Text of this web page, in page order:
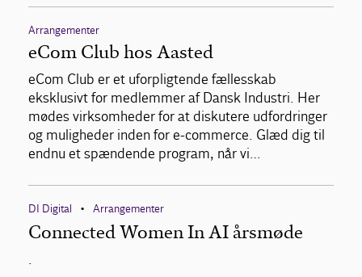
Arrangementer
eCom Club hos Aasted
eCom Club er et uforpligtende fællesskab
eksklusivt for medlemmer af Dansk Industri. Her
mødes virksomheder for at diskutere udfordringer
og muligheder inden for e-commerce. Glæd dig til
endnu et spændende program, når vi…
DI Digital • Arrangementer
Connected Women In AI årsmøde
.